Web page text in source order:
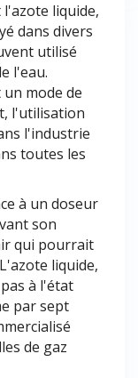
liquide,
dans divers
utilisé
l'eau.
mode de
l'utilisation
l'industrie
toutes les
à un doseur
son
qui pourrait
liquide,
à l'état
par sept
de gaz